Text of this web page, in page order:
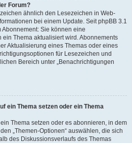
Forum?
ähnlich den Lesezeichen in Web-
bei einem Update. Seit phpBB 3.1
Sie können eine
Thema aktualisiert wird. Abonnements
Aktualisierung eines Themas oder eines
für Lesezeichen und
Bereich unter „Benachrichtigungen
ein Thema setzen oder ein Thema
Thema setzen oder es abonnieren, in dem
„Themen-Optionen“ auswählen, die sich
des Diskussionsverlaufs des Themas